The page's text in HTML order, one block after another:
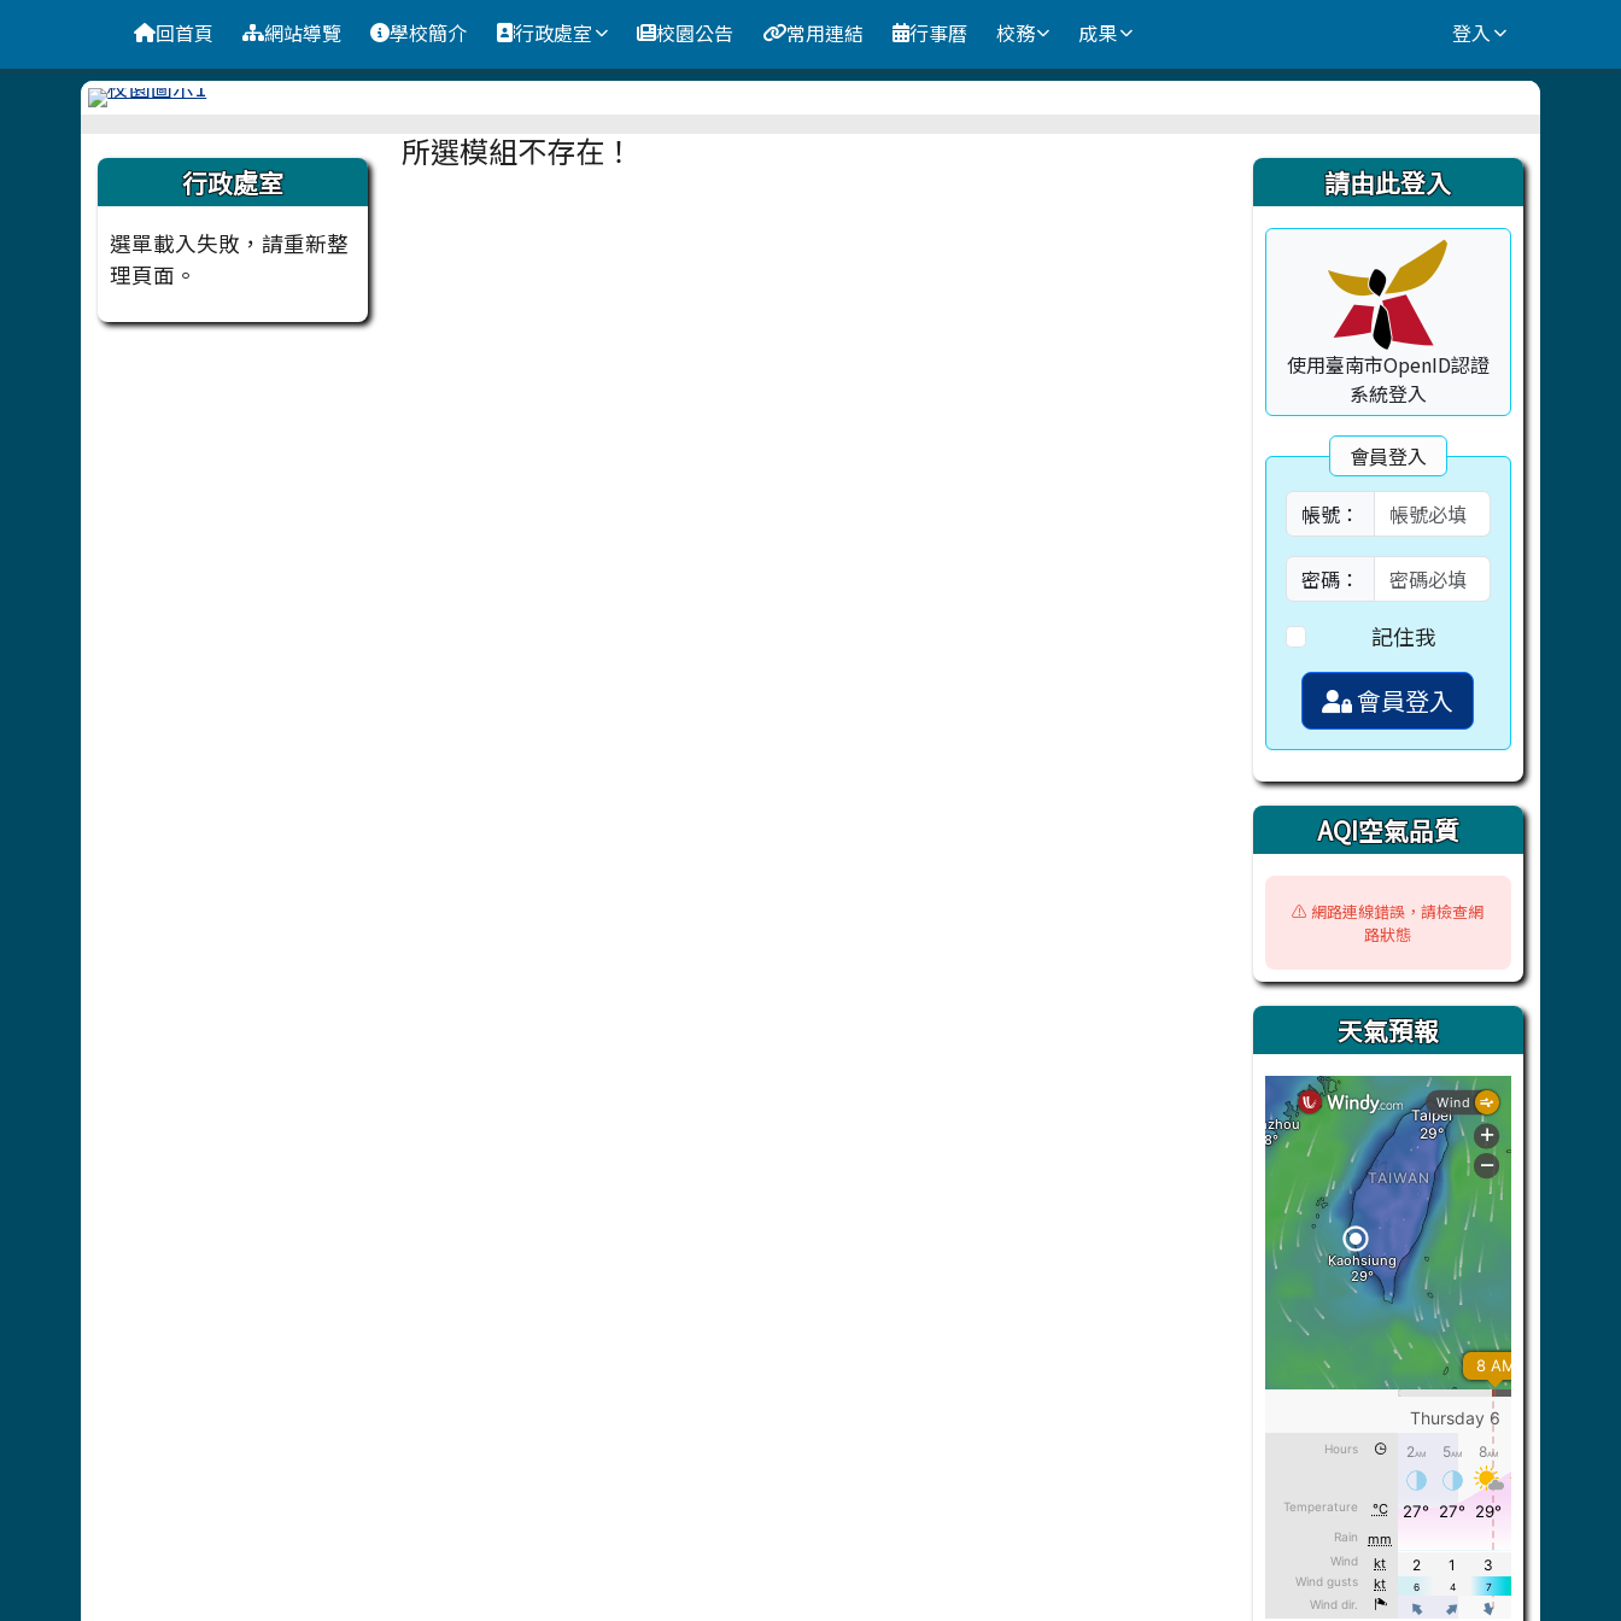
台南市安定國小
回首頁 網站導覽 學校簡介 行政處室 校園公告 常用連結 行事曆 校務 成果 登入
左邊區域內容
行政處室
選單載入失敗，請重新整
理頁面。
主內容區域
所選模組不存在！
右邊區域內容
請由此登入
使用臺南市OpenID認證
系統登入
會員登入
帳號：
密碼：
記住我
會員登入
AQI空氣品質
⚠️ 網路連線錯誤，請檢查網
路狀態
天氣預報
頁尾區域